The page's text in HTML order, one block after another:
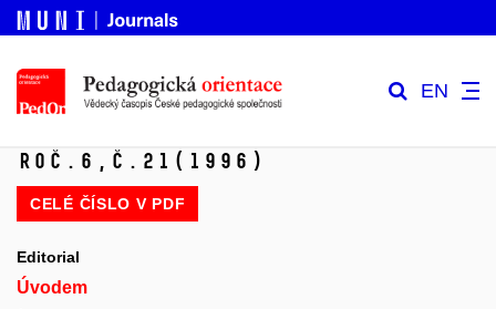
EN
Roč.6, č.21 (1996)
CELÉ ČÍSLO V PDF
Editorial
Úvodem